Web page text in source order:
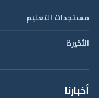
مستجدات التعليم
الأخيرة
أخبارنا